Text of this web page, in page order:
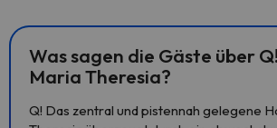
Was sagen die Gäste über
Maria Theresia?
Q! Das zentral und pistennah gelegene